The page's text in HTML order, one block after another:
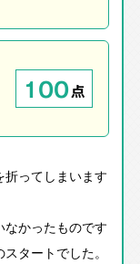
100点
ってしまいます
なかったものです
タートでした。